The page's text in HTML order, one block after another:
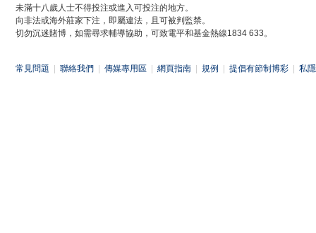
未滿十八歲人士不得投注或進入可投注的地方。
向非法或海外莊家下注，即屬違法，且可被判監禁。
切勿沉迷賭博，如需尋求輔導協助，可致電平和基金熱線1834 633。
常見問題 聯絡我們 傳媒專用區 網頁指南 規例 提倡有節制博彩 私